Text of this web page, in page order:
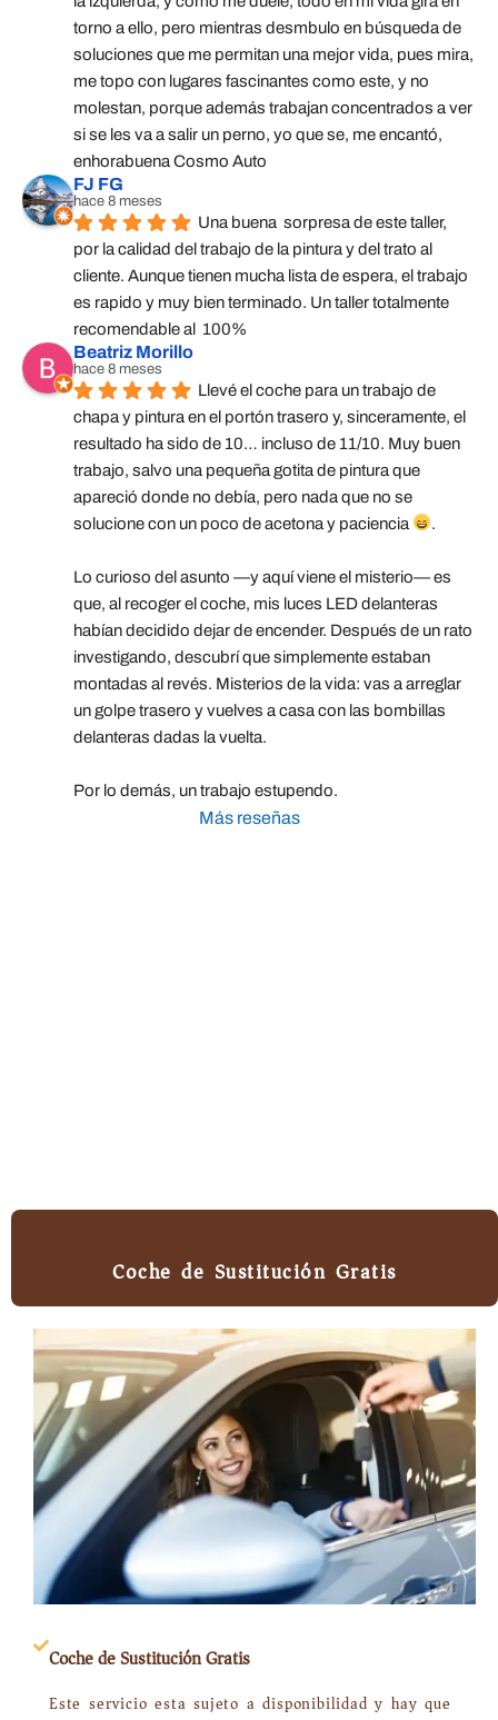
torno a ello, pero mientras desmbulo en búsqueda de
soluciones que me permitan una mejor vida, pues mira,
me topo con lugares fascinantes como este, y no
molestan, porque además trabajan concentrados a ver
si se les va a salir un perno, yo que se, me encantó,
enhorabuena Cosmo Auto
FJ FG
hace 8 meses
Una buena  sorpresa de este taller,
por la calidad del trabajo de la pintura y del trato al
cliente. Aunque tienen mucha lista de espera, el trabajo
es rapido y muy bien terminado. Un taller totalmente
recomendable al  100%
Beatriz Morillo
hace 8 meses
Llevé el coche para un trabajo de
chapa y pintura en el portón trasero y, sinceramente, el
resultado ha sido de 10… incluso de 11/10. Muy buen
trabajo, salvo una pequeña gotita de pintura que
apareció donde no debía, pero nada que no se
solucione con un poco de acetona y paciencia
.
Lo curioso del asunto —y aquí viene el misterio— es
que, al recoger el coche, mis luces LED delanteras
habían decidido dejar de encender. Después de un rato
investigando, descubrí que simplemente estaban
montadas al revés. Misterios de la vida: vas a arreglar
un golpe trasero y vuelves a casa con las bombillas
delanteras dadas la vuelta.
Por lo demás, un trabajo estupendo.
Más reseñas
Coche de Sustitución Gratis
Coche de Sustitución Gratis
Este servicio esta sujeto a disponibilidad y hay que